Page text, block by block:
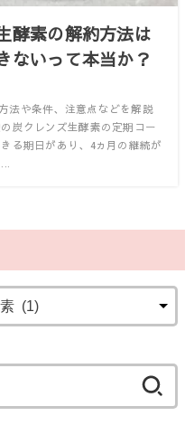
酵素の解約方法は
ないって本当か？
法や条件、注意点などを解説
炭クレンズ生酵素の定期コー
る期日があり、4ヵ月の継続が